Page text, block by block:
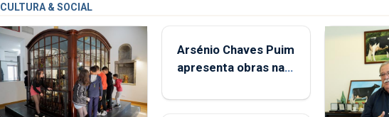
CULTURA & SOCIAL
Arsénio Chaves Puim
apresenta obras na
Porto